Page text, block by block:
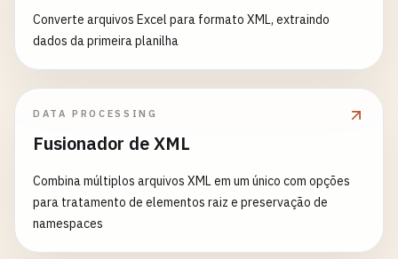
Converte arquivos Excel para formato XML, extraindo
dados da primeira planilha
DATA PROCESSING
Fusionador de XML
Combina múltiplos arquivos XML em um único com opções
para tratamento de elementos raiz e preservação de
namespaces